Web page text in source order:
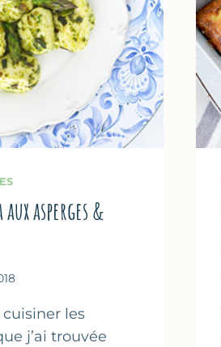
asperges &
les
j’ai trouvée